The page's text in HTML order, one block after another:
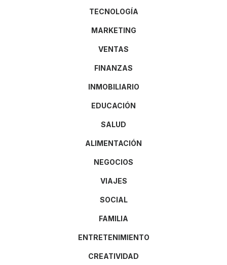
TECNOLOGÍA
MARKETING
VENTAS
FINANZAS
INMOBILIARIO
EDUCACIÓN
SALUD
ALIMENTACIÓN
NEGOCIOS
VIAJES
SOCIAL
FAMILIA
ENTRETENIMIENTO
CREATIVIDAD